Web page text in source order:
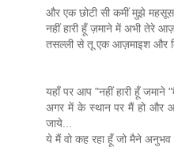
और एक छोटी सी कमीं मुझे महसूस
नहीं हारी हूँ ज़माने में अभी तेरे
तसल्ली से तू एक आज़माइश और
यहाँ पर आप "नहीं हारी हूँ जमाने
अगर में के स्थान पर मैं हो और
जाये...
ये मैं वो कह रहा हूँ जो मैने अनुभव